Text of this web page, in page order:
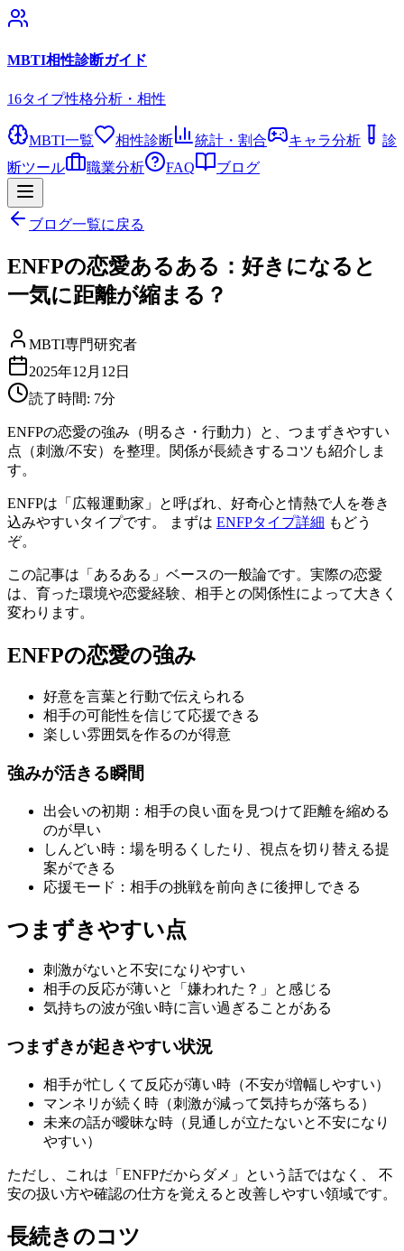
MBTI相性診断ガイド
16タイプ性格分析・相性
MBTI一覧 相性診断 統計・割合 キャラ分析
診
断ツール
職業分析 FAQ ブログ
ブログ一覧に戻る
ENFPの恋愛あるある：好きになると
一気に距離が縮まる？
MBTI専門研究者
2025年12月12日
読了時間: 7分
ENFPの恋愛の強み（明るさ・行動力）と、つまずきやすい
点（刺激/不安）を整理。関係が長続きするコツも紹介しま
す。
ENFPは「広報運動家」と呼ばれ、好奇心と情熱で人を巻き
込みやすいタイプです。 まずは ENFPタイプ詳細 もどう
ぞ。
この記事は「あるある」ベースの一般論です。実際の恋愛
は、育った環境や恋愛経験、相手との関係性によって大きく
変わります。
ENFPの恋愛の強み
好意を言葉と行動で伝えられる
相手の可能性を信じて応援できる
楽しい雰囲気を作るのが得意
強みが活きる瞬間
出会いの初期：相手の良い面を見つけて距離を縮める
のが早い
しんどい時：場を明るくしたり、視点を切り替える提
案ができる
応援モード：相手の挑戦を前向きに後押しできる
つまずきやすい点
刺激がないと不安になりやすい
相手の反応が薄いと「嫌われた？」と感じる
気持ちの波が強い時に言い過ぎることがある
つまずきが起きやすい状況
相手が忙しくて反応が薄い時（不安が増幅しやすい）
マンネリが続く時（刺激が減って気持ちが落ちる）
未来の話が曖昧な時（見通しが立たないと不安になり
やすい）
ただし、これは「ENFPだからダメ」という話ではなく、 不
安の扱い方や確認の仕方を覚えると改善しやすい領域です。
長続きのコツ